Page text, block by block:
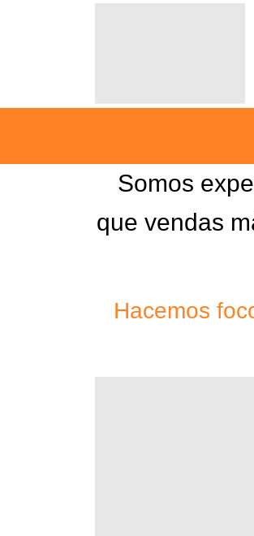
Somos
que vendas
Hacemos